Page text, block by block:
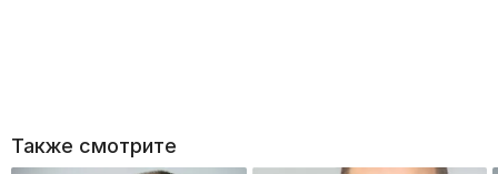
Также смотрите